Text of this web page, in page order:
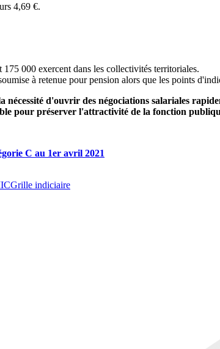
4,69 €.
175 000 exercent dans les collectivités territoriales.
à retenue pour pension alors que les points
d'ouvrir des négociations salariales
pour préserver l'attractivité de la fonction
C au 1er avril 2021
Grille indiciaire